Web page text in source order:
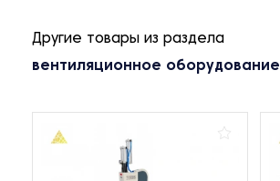
Другие товары из раздела
вентиляционное оборудование